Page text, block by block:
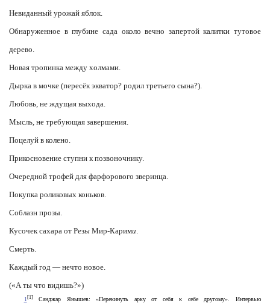
Невиданный урожай яблок.
Обнаруженное в глубине сада около вечно запертой калитки тутовое
дерево.
Новая тропинка между холмами.
Дырка в мочке (пересёк экватор? родил третьего сына?).
Любовь, не ждущая выхода.
Мысль, не требующая завершения.
Поцелуй в колено.
Прикосновение ступни к позвоночнику.
Очередной трофей для фарфорового зверинца.
Покупка роликовых коньков.
Соблазн прозы.
Кусочек сахара от Резы Мир-Карими.
Смерть.
Каждый год — нечто новое.
(«А ты что видишь?»)
1 [1]
Санджар Янышев: «Перекинуть арку от себя к себе другому». Интервью